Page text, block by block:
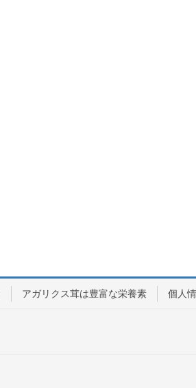
アガリクス茸は豊富な栄養素 個人